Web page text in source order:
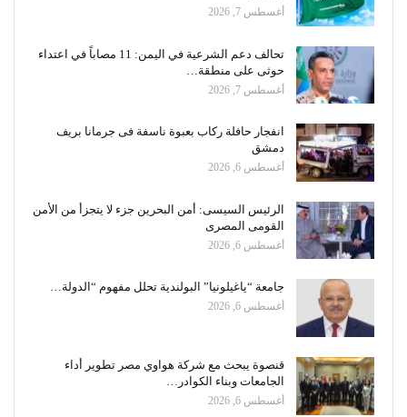
أغسطس 7, 2026
تحالف دعم الشرعية في اليمن: 11 مصاباً في اعتداء
حوثى على منطقة…
أغسطس 7, 2026
انفجار حافلة ركاب بعبوة ناسفة فى جرمانا بريف
دمشق
أغسطس 6, 2026
الرئيس السيسى: أمن البحرين جزء لا يتجزأ من الأمن
القومى المصرى
أغسطس 6, 2026
جامعة “ياغيلونيا” البولندية تحلل مفهوم “الدولة…
أغسطس 6, 2026
قنصوة يبحث مع شركة هواوي مصر تطوير أداء
الجامعات وبناء الكوادر…
أغسطس 6, 2026